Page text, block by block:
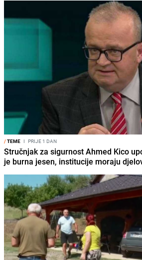
/TEME I PRIJE 1 DAN
Stručnjak za sigurnost Ahmed Kico
je burna jesen, institucije moraju